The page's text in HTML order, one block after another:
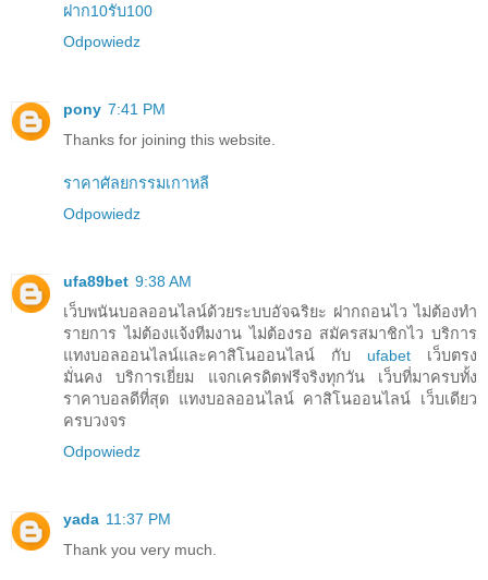
ฝาก10รับ100
Odpowiedz
pony 7:41 PM
Thanks for joining this website.
ราคาศัลยกรรมเกาหลี
Odpowiedz
ufa89bet 9:38 AM
เว็บพนันบอลออนไลน์ด้วยระบบอัจฉริยะ ฝากถอนไว ไม่ต้องทำ
รายการ ไม่ต้องแจ้งทีม​งาน ไม่ต้องรอ สมัครสมาชิกไว บริการ
แทงบอลออนไลน์และคาสิโนออนไลน์ กับ ufabet เว็บตรง
มั่นคง บริการเยี่ยม แจกเครดิตฟรีจริงทุกวัน เว็บที่มาครบทั้ง
ราคาบอลดีที่สุด แทงบอลออนไลน์ คาสิโนออนไลน์ เว็บเดียว
ครบวงจร
Odpowiedz
yada 11:37 PM
Thank you very much.